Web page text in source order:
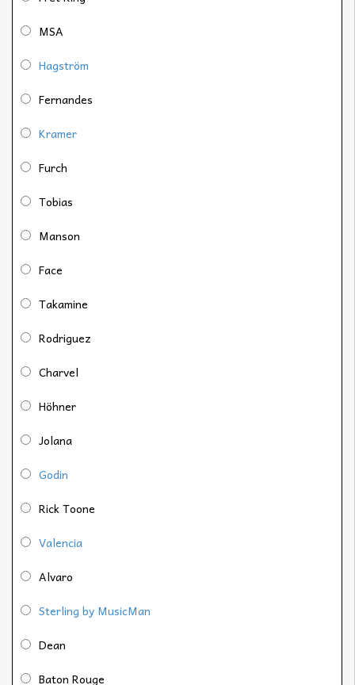
MSA
Hagström
Fernandes
Kramer
Furch
Tobias
Manson
Face
Takamine
Rodriguez
Charvel
Höhner
Jolana
Godin
Rick Toone
Valencia
Alvaro
Sterling by MusicMan
Dean
Baton Rouge